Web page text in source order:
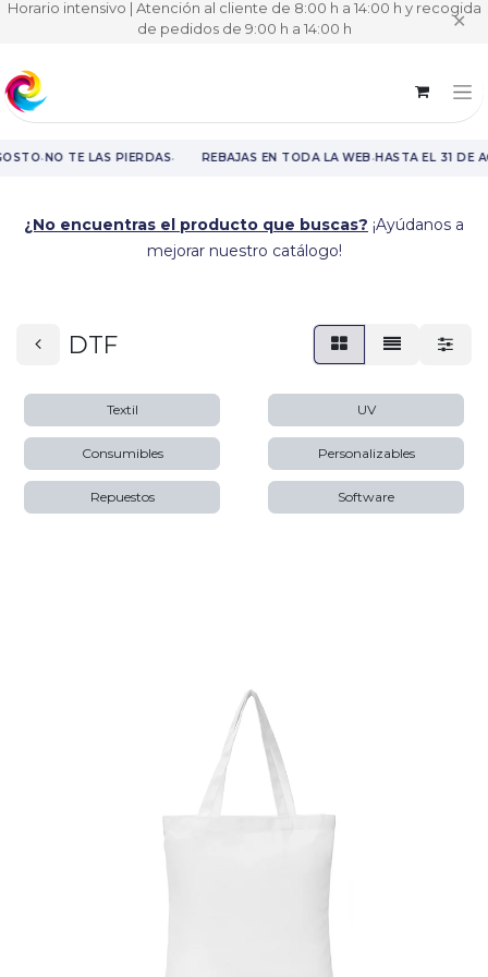
Horario intensivo | Atención al cliente de 8:00 h a 14:00 h y recogida
de pedidos de 9:00 h a 14:00 h ✕
·NO TE LAS PIERDAS· REBAJAS EN TODA LA WEB·HASTA EL 31 DE
¿No encuentras el producto que buscas? ¡Ayúdanos a
mejorar nuestro catálogo!
DTF
Textil UV
Consumibles Personalizables
Repuestos Software